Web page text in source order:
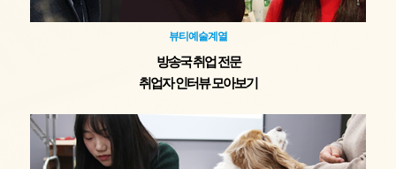
뷰티예술계열
방송국 취업 전문
취업자 인터뷰 모아보기